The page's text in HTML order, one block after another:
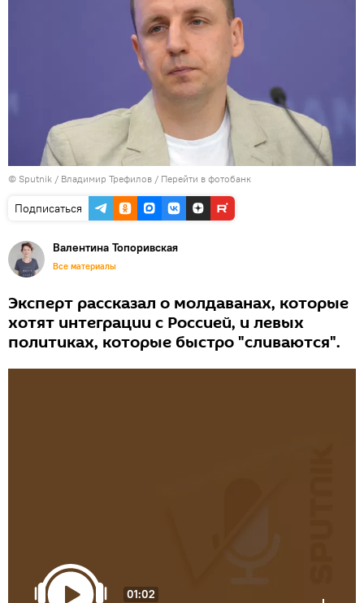
© Sputnik / Владимир Трефилов / Перейти в фотобанк
Подписаться
Валентина Топоривская
Все материалы
Эксперт рассказал о молдаванах, которые
хотят интеграции с Россией, и левых
политиках, которые быстро "сливаются".
01:02